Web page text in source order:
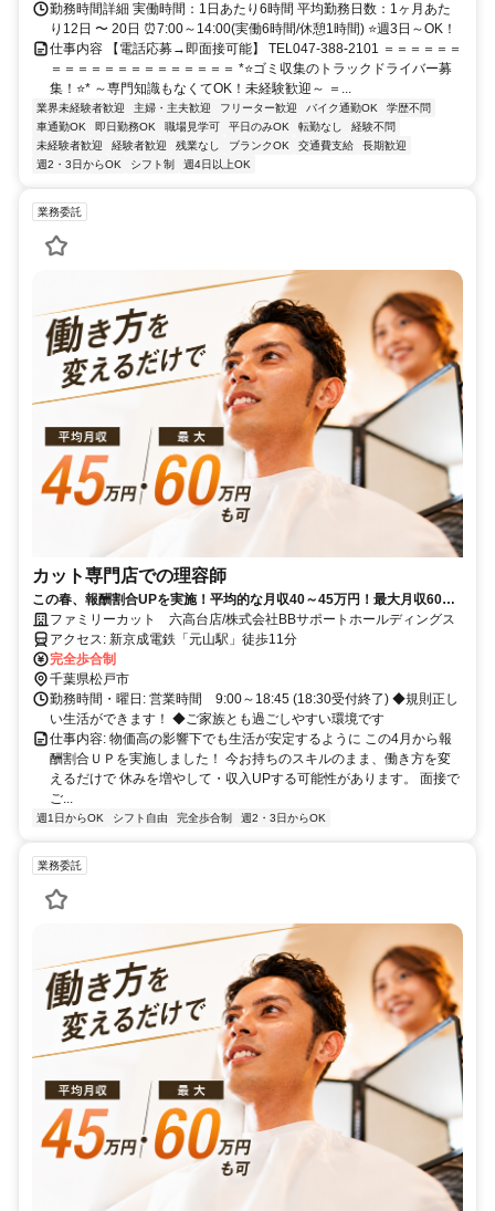
勤務時間詳細 実働時間：1日あたり6時間 平均勤務日数：1ヶ月あた
り12日 〜 20日 ⏰7:00～14:00(実働6時間/休憩1時間) ⭐週3日～OK！
仕事内容 【電話応募→即面接可能】 TEL047-388-2101 ＝＝＝＝＝＝
＝＝＝＝＝＝＝＝＝＝＝＝＝＝ *⭐ゴミ収集のトラックドライバー募
集！⭐* ～専門知識もなくてOK！未経験歓迎～ ＝...
業界未経験者歓迎 主婦・主夫歓迎 フリーター歓迎 バイク通勤OK
学歴不問
車通勤OK
即日勤務OK 職場見学可 平日のみOK 転勤なし
経験不問
未経験者歓迎
経験者歓迎 残業なし ブランクOK 交通費支給
長期歓迎
週2・3日からOK
シフト制 週4日以上OK
業務委託
カット専門店での理容師
この春、報酬割合UPを実施！平均的な月収40～45万円！最大月収60万
円のスタッフも在籍！
ファミリーカット 六高台店/株式会社BBサポートホールディングス
アクセス: 新京成電鉄「元山駅」徒歩11分
完全歩合制
千葉県松戸市
勤務時間・曜日: 営業時間 9:00～18:45 (18:30受付終了) ◆規則正し
い生活ができます！ ◆ご家族とも過ごしやすい環境です
仕事内容: 物価高の影響下でも生活が安定するように この4月から報
酬割合ＵＰを実施しました！ 今お持ちのスキルのまま、働き方を変
えるだけで 休みを増やして・収入UPする可能性があります。 面接で
ご...
週1日からOK シフト自由 完全歩合制 週2・3日からOK
業務委託